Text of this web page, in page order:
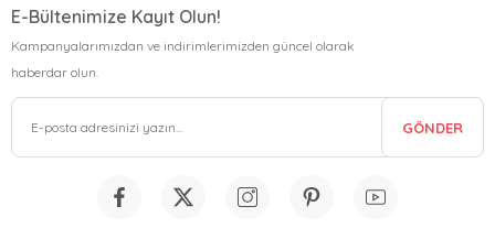
E-Bültenimize Kayıt Olun!
Kampanyalarımızdan ve indirimlerimizden güncel olarak
haberdar olun.
GÖNDER